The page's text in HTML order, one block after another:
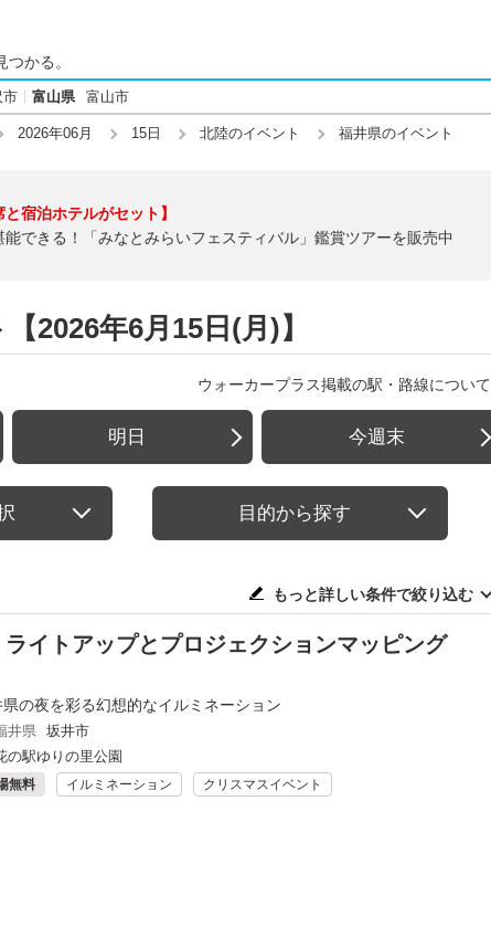
かる。
市 富山県 富山市
2026年06月 15日 北陸のイベント 福井県のイベント
と宿泊ホテルがセット】
できる！「みなとみらいフェスティバル」鑑賞ツアーを販売中
2026年6月15日(月)】
ウォーカープラス掲載の駅・路線について
明日 今週末
目的から探す
もっと詳しい条件で絞り込む
イトアップとプロジェクションマッピング
県の夜を彩る幻想的なイルミネーション
井県 坂井市
の駅ゆりの里公園
無料 イルミネーション クリスマスイベント